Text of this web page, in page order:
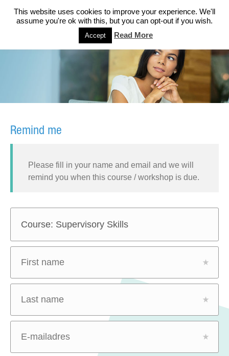
Remind me
Please fill in your name and email and we will
remind you when this course / workshop is due.
Course: Supervisory Skills
This website uses cookies to improve your experience. We'll
assume you're ok with this, but you can opt-out if you wish.
Accept Read More